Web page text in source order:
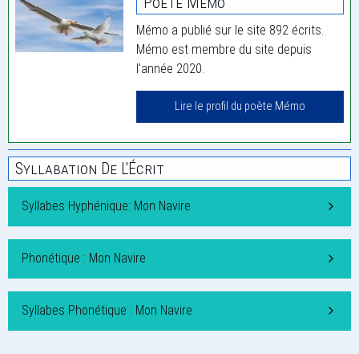
Mémo a publié sur le site 892 écrits.
Mémo est membre du site depuis
l'année 2020.
Lire le profil du poète Mémo
Syllabation De L'Écrit
Syllabes Hyphénique: Mon Navire
Phonétique : Mon Navire
Syllabes Phonétique : Mon Navire